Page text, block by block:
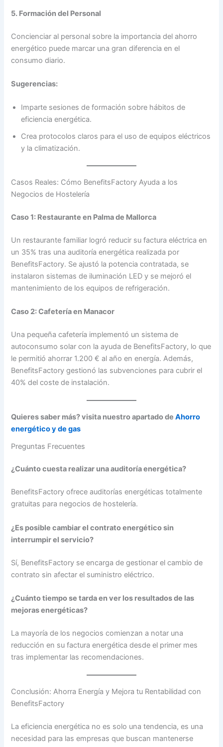
5. Formación del Personal
Concienciar al personal sobre la importancia del ahorro
energético puede marcar una gran diferencia en el
consumo diario.
Sugerencias:
Imparte sesiones de formación sobre hábitos de
eficiencia energética.
Crea protocolos claros para el uso de equipos eléctricos
y la climatización.
Casos Reales: Cómo BenefitsFactory Ayuda a los
Negocios de Hostelería
Caso 1: Restaurante en Palma de Mallorca
Un restaurante familiar logró reducir su factura eléctrica en
un 35% tras una auditoría energética realizada por
BenefitsFactory. Se ajustó la potencia contratada, se
instalaron sistemas de iluminación LED y se mejoró el
mantenimiento de los equipos de refrigeración.
Caso 2: Cafetería en Manacor
Una pequeña cafetería implementó un sistema de
autoconsumo solar con la ayuda de BenefitsFactory, lo que
le permitió ahorrar 1.200 € al año en energía. Además,
BenefitsFactory gestionó las subvenciones para cubrir el
40% del coste de instalación.
Quieres saber más? visita nuestro apartado deAhorro
energético y de gas
Preguntas Frecuentes
¿Cuánto cuesta realizar una auditoría energética?
BenefitsFactory ofrece auditorías energéticas totalmente
gratuitas para negocios de hostelería.
¿Es posible cambiar el contrato energético sin
interrumpir el servicio?
Sí, BenefitsFactory se encarga de gestionar el cambio de
contrato sin afectar el suministro eléctrico.
¿Cuánto tiempo se tarda en ver los resultados de las
mejoras energéticas?
La mayoría de los negocios comienzan a notar una
reducción en su factura energética desde el primer mes
tras implementar las recomendaciones.
Conclusión: Ahorra Energía y Mejora tu Rentabilidad con
BenefitsFactory
La eficiencia energética no es solo una tendencia, es una
necesidad para las empresas que buscan mantenerse